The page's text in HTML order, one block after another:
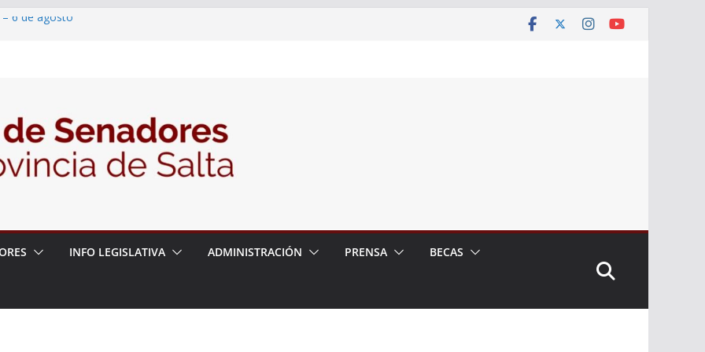
– 6 de agosto
– 06/08/26 – Créase el Ente Salteño
Vegetal
INFO LEGISLATIVA ADMINISTRACIÓN PRENSA BECAS